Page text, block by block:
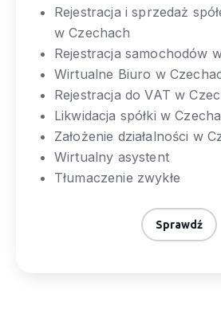
Rejestracja i sprzedaż
w Czechach
Rejestracja samochodów
Wirtualne Biuro w
Rejestracja do VAT w
Likwidacja spółki w
Założenie działalności w
Wirtualny asystent
Tłumaczenie zwykłe
Sprawdź